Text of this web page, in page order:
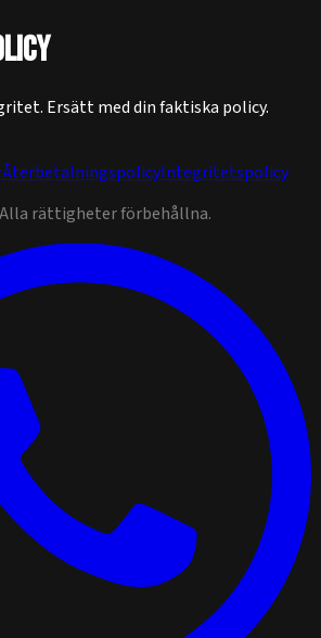
Ersätt med din faktiska policy.
ÅterbetalningspolicyIntegritetspolicy
rättigheter förbehållna.